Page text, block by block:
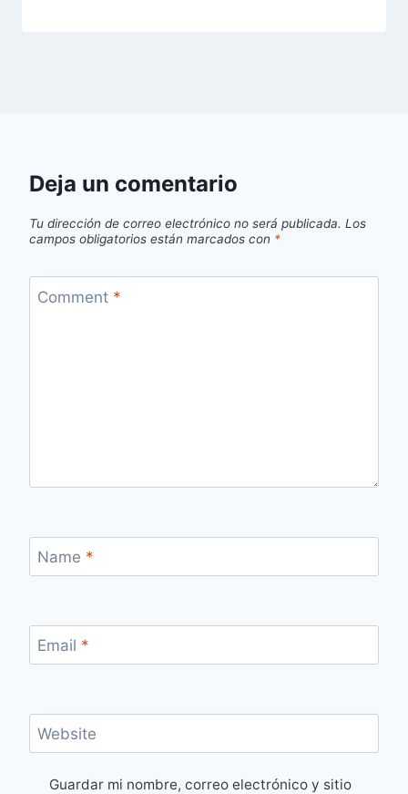
Deja un comentario
Tu dirección de correo electrónico no será publicada. Los
campos obligatorios están marcados con *
Comment *
Name *
Email *
Website
Guardar mi nombre, correo electrónico y sitio